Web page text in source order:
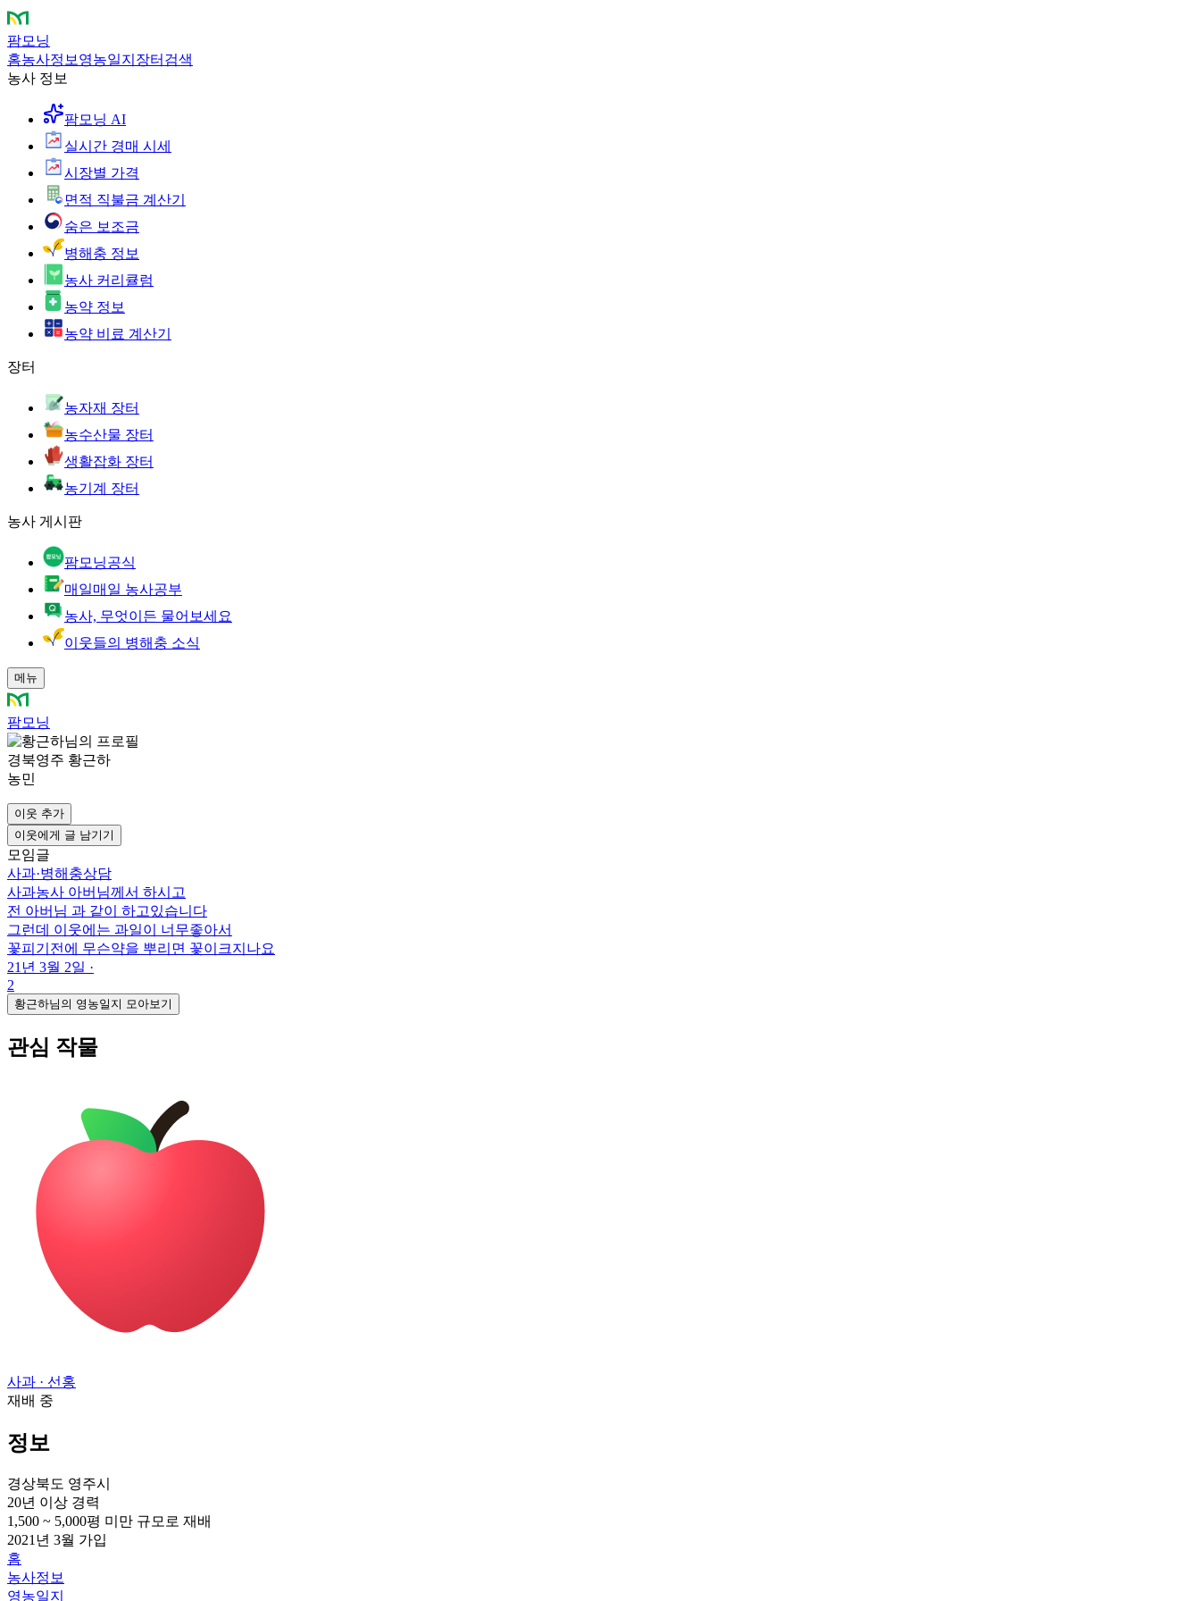
팜모닝
홈농사정보 영농일지 장터 검색
농사 정보
팜모닝 AI
실시간 경매 시세
시장별 가격
면적 직불금 계산기
숨은 보조금
병해충 정보
농사 커리큘럼
농약 정보
농약 비료 계산기
장터
농자재 장터
농수산물 장터
생활잡화 장터
농기계 장터
농사 게시판
팜모닝공식
매일매일 농사공부
농사, 무엇이든 물어보세요
이웃들의 병해충 소식
메뉴
팜모닝
경북영주 황근하
농민
이웃 추가
이웃에게 글 남기기
모임글
사과·병해충상담
사과농사 아버님께서 하시고
전 아버님 과 같이 하고있습니다
그런데 이웃에는 과일이 너무좋아서
꽃피기전에 무슨약을 뿌리면 꽃이크지나요
21년 3월 2일 ·
2
황근하님의 영농일지 모아보기
관심 작물
사과 · 선홍
재배 중
정보
경상북도 영주시
20년 이상 경력
1,500 ~ 5,000평 미만 규모로 재배
2021년 3월 가입
홈
농사정보
영농일지